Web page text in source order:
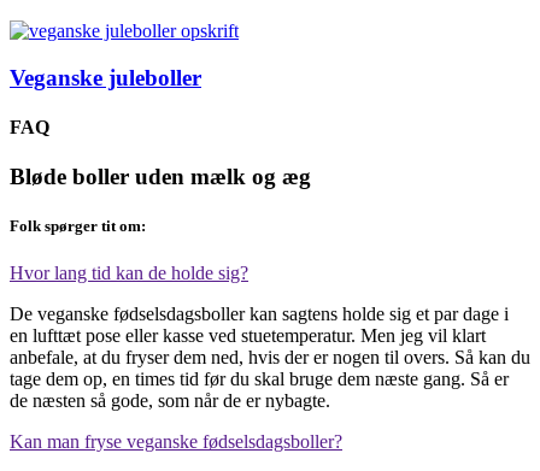
Veganske juleboller
FAQ
Bløde boller uden mælk og æg
Folk spørger tit om:
Hvor lang tid kan de holde sig?
De veganske fødselsdagsboller kan sagtens holde sig et par dage i
en lufttæt pose eller kasse ved stuetemperatur. Men jeg vil klart
anbefale, at du fryser dem ned, hvis der er nogen til overs. Så kan du
tage dem op, en times tid før du skal bruge dem næste gang. Så er
de næsten så gode, som når de er nybagte.
Kan man fryse veganske fødselsdagsboller?